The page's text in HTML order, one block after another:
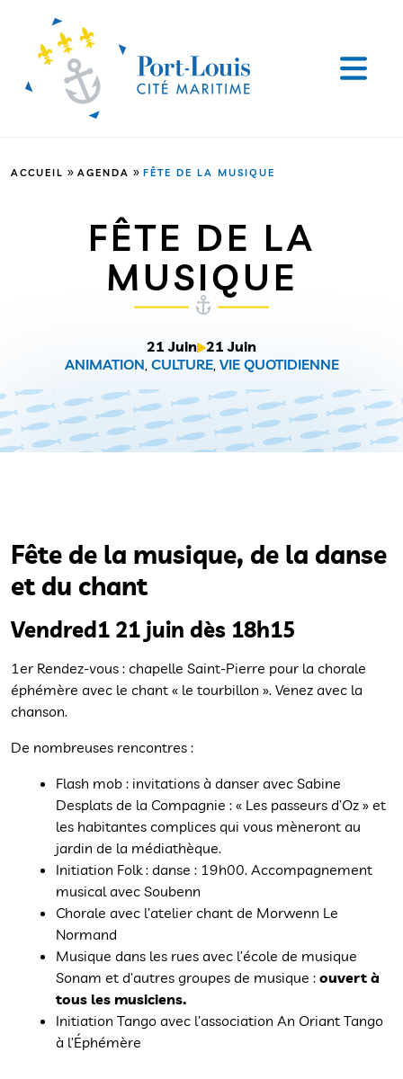
ACCUEIL » AGENDA » FÊTE DE LA MUSIQUE
FÊTE DE LA
MUSIQUE
21 Juin 21 Juin
ANIMATION, CULTURE, VIE QUOTIDIENNE
Fête de la musique, de la danse
et du chant
Vendred1 21 juin dès 18h15
1er Rendez-vous : chapelle Saint-Pierre pour la chorale
éphémère avec le chant « le tourbillon ». Venez avec la
chanson.
De nombreuses rencontres :
Flash mob : invitations à danser avec Sabine
Desplats de la Compagnie : « Les passeurs d’Oz » et
les habitantes complices qui vous mèneront au
jardin de la médiathèque.
Initiation Folk : danse : 19h00. Accompagnement
musical avec Soubenn
Chorale avec l’atelier chant de Morwenn Le
Normand
Musique dans les rues avec l’école de musique
Sonam et d’autres groupes de musique : ouvert à
tous les musiciens.
Initiation Tango avec l’association An Oriant Tango
à l’Éphémère